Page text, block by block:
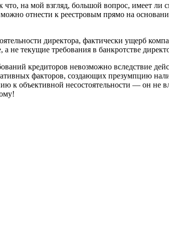
на мой взгляд, большой вопрос, имеет ли
отнести к реестровым прямо на
директора, фактически ущерб
не текущие требования в банкротстве
кредиторов невозможно вследствие
факторов, создающих презумпцию
объективной несостоятельности — он не